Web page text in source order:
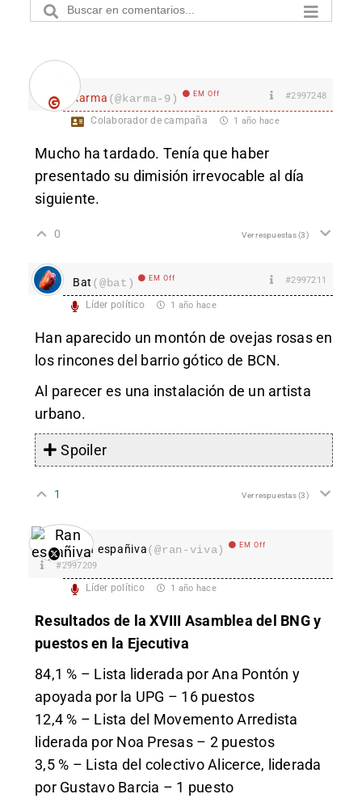
karma (@karma-9) EM Off #2997248
Colaborador de campaña 1 año hace
Mucho ha tardado. Tenía que haber
presentado su dimisión irrevocable al día
siguiente.
0 Ver respuestas(3)
Bat (@bat) EM Off #2997211
Líder político 1 año hace
Han aparecido un montón de ovejas rosas en
los rincones del barrio gótico de BCN.
Al parecer es una instalación de un artista
urbano.
Spoiler
1 Ver respuestas(3)
Ran españiva(@ran-viva) EM Off
#2997209
Líder político 1 año hace
Resultados de la XVIII Asamblea del BNG y
puestos en la Ejecutiva
84,1 % – Lista liderada por Ana Pontón y
apoyada por la UPG – 16 puestos
12,4 % – Lista del Movemento Arredista
liderada por Noa Presas – 2 puestos
3,5 % – Lista del colectivo Alicerce, liderada
por Gustavo Barcia – 1 puesto